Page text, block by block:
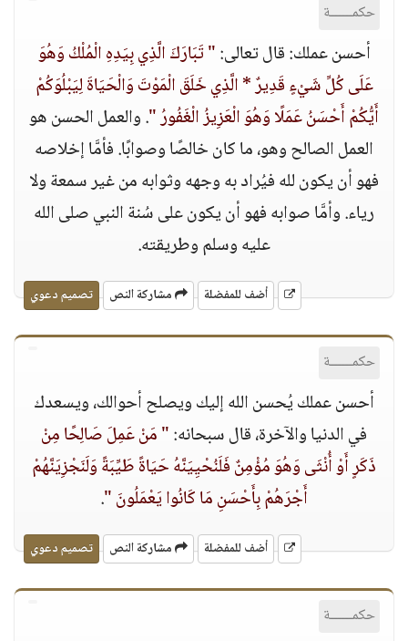
حكمــــــة
أحسن عملك: قال تعالى:" تَبَارَكَ الَّذِي بِيَدِهِ الْمُلْكُ وَهُوَ
عَلَى كُلِّ شَيْءٍ قَدِيرٌ * الَّذِي خَلَقَ الْمَوْتَ وَالْحَيَاةَ لِيَبْلُوَكُمْ
أَيُّكُمْ أَحْسَنُ عَمَلًا وَهُوَ الْعَزِيزُ الْغَفُورُ ". والعمل الحسن هو
العمل الصالح وهو، ما كان خالصًا وصوابًا. فأمَّا إخلاصه
فهو أن يكون لله فيُراد به وجهه وثوابه من غير سمعة ولا
رياء. وأمَّا صوابه فهو أن يكون على سُنة النبي صلى الله
عليه وسلم وطريقته.
أضف للمفضلة مشاركة النص تصميم دعوي
حكمــــــة
أحسن عملك يُحسن الله إليك ويصلح أحوالك، ويسعدك
في الدنيا والآخرة، قال سبحانه:" مَنْ عَمِلَ صَالِحًا مِنْ
ذَكَرٍ أَوْ أُنْثَى وَهُوَ مُؤْمِنٌ فَلَنُحْيِيَنَّهُ حَيَاةً طَيِّبَةً وَلَنَجْزِيَنَّهُمْ
أَجْرَهُمْ بِأَحْسَنِ مَا كَانُوا يَعْمَلُونَ ".
أضف للمفضلة مشاركة النص تصميم دعوي
حكمــــــة